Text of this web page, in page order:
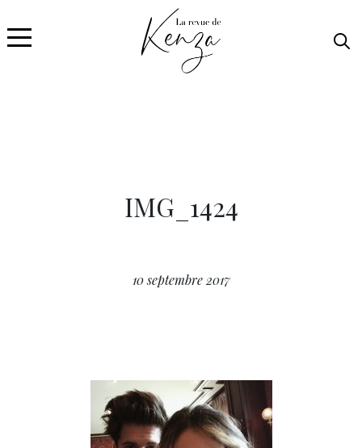
IMG_1424
10 septembre 2017